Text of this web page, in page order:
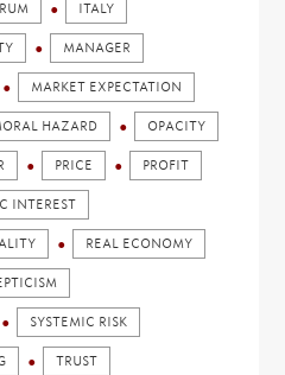
ITALY
MANAGER
MARKET EXPECTATION
HAZARD OPACITY
PRICE PROFIT
INTEREST
REAL ECONOMY
SYSTEMIC RISK
TRUST